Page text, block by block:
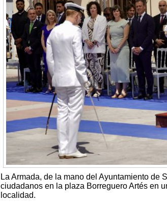
La Armada, de la mano del Ayuntamiento de
ciudadanos en la plaza Borreguero Artés en
localidad.